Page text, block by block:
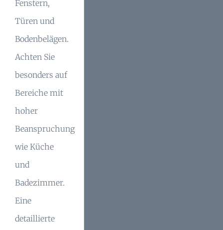
Fenstern,
Türen und
Bodenbelägen.
Achten Sie
besonders auf
Bereiche mit
hoher
Beanspruchung
wie Küche
und
Badezimmer.
Eine
detaillierte